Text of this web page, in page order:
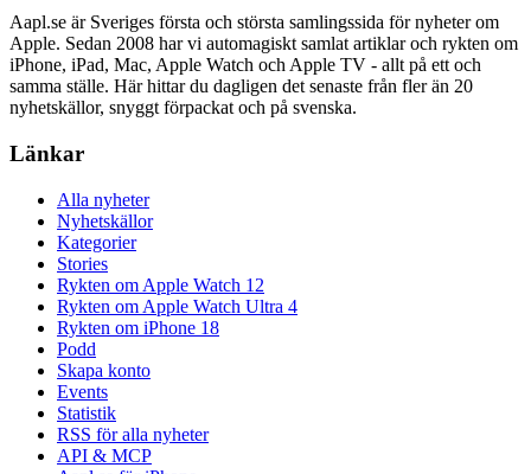
Aapl.se är Sveriges första och största samlingssida för nyheter om
Apple. Sedan 2008 har vi automagiskt samlat artiklar och rykten om
iPhone, iPad, Mac, Apple Watch och Apple TV - allt på ett och
samma ställe. Här hittar du dagligen det senaste från fler än 20
nyhetskällor, snyggt förpackat och på svenska.
Länkar
Alla nyheter
Nyhetskällor
Kategorier
Stories
Rykten om Apple Watch 12
Rykten om Apple Watch Ultra 4
Rykten om iPhone 18
Podd
Skapa konto
Events
Statistik
RSS för alla nyheter
API & MCP